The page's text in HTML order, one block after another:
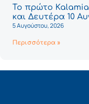
Το πρώτο
και Δευτέρα 10
5 Αυγούστου, 2026
Περισσότερα »